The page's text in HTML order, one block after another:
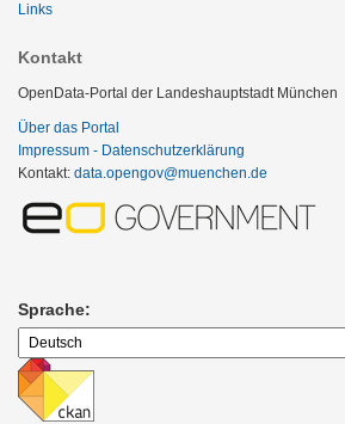
Links
Kontakt
OpenData-Portal der Landeshauptstadt München
Über das Portal
Impressum - Datenschutzerklärung
Kontakt: data.opengov@muenchen.de
Sprache